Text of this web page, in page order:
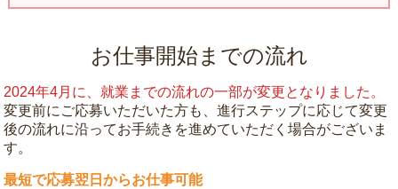
お仕事開始までの流れ
2024年4月に、就業までの流れの一部が変更となりました。
変更前にご応募いただいた方も、進行ステップに応じて変更
後の流れに沿ってお手続きを進めていただく場合がございま
す。
最短で応募翌日からお仕事可能